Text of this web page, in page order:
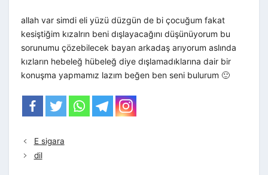
allah var simdi eli yüzü düzgün de bi çocuğum fakat
kesiştiğim kızalrın beni dışlayacağını düşünüyorum bu
sorunumu çözebilecek bayan arkadaş arıyorum aslında
kızların hebeleğ hübeleğ diye dışlamadıklarına dair bir
konuşma yapmamız lazım beğen ben seni bulurum 🙂
E sigara
dil